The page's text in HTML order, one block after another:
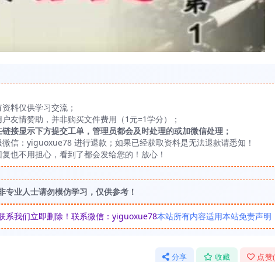
料仅供学习交流；
友情赞助，并非购买文件费用（1元=1学分）；
接显示下方提交工单，管理员都会及时处理的或加微信处理；
微信：yiguoxue78 进行退款；如果已经获取资料是无法退款请悉知！
也不用担心，看到了都会发给您的！放心！
专业人士请勿模仿学习，仅供参考！
系我们立即删除！联系微信：yiguoxue78本站所有内容适用本站免责声明
分享 收藏 点赞(